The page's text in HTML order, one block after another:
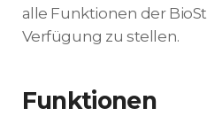
alle Funktionen der
Verfügung zu stellen.
Funktionen